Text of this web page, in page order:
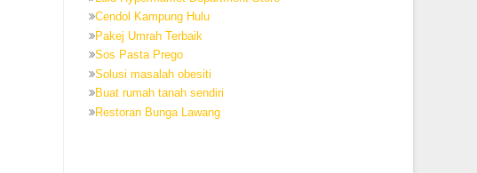
Cendol Kampung Hulu
Pakej Umrah Terbaik
Sos Pasta Prego
Solusi masalah obesiti
Buat rumah tanah sendiri
Restoran Bunga Lawang